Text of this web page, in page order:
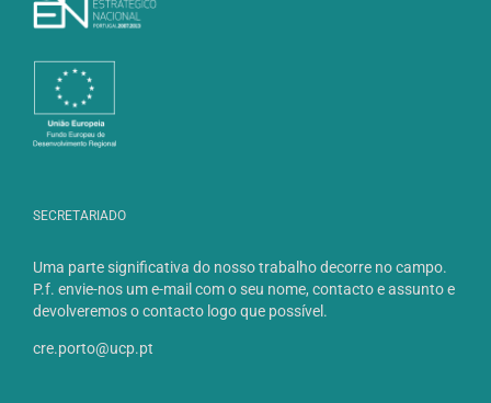
SECRETARIADO
Uma parte significativa do nosso trabalho decorre no campo.
P.f. envie-nos um e-mail com o seu nome, contacto e assunto e
devolveremos o contacto logo que possível.
cre.porto@ucp.pt